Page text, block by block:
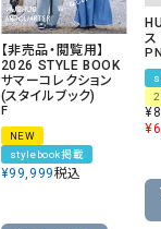
blue willow（
blue willow（
CUBE SUGAR
CONVERSE
ルスター）
Champion（チ
【非売品・閲覧用】
2026 STYLE BOOK
サマーコレクション
(スタイルブック)
F
NEW
stylebook掲載
¥99,999税込
ス
¥
¥